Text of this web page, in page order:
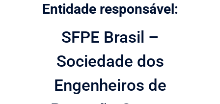
Entidade responsável:
SFPE Brasil –
Sociedade dos
Engenheiros de